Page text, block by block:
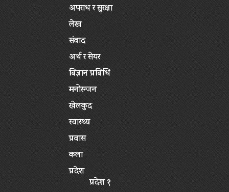
अपराध र सुरक्षा
लेख
संवाद
अर्थ र सेयर
बिज्ञान प्रबिधि
मनोरन्जन
खेलकुद
स्वास्थ्य
प्रवास
कला
प्रदेश
प्रदेश १